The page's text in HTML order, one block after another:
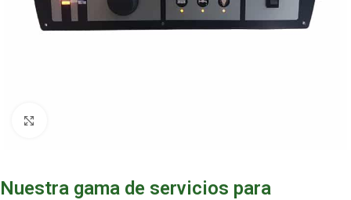
Nuestra gama de servicios para